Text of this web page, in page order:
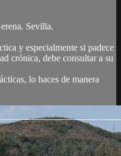
Sevilla.
y especialmente si padece
crónica, debe consultar a su
lo haces de manera